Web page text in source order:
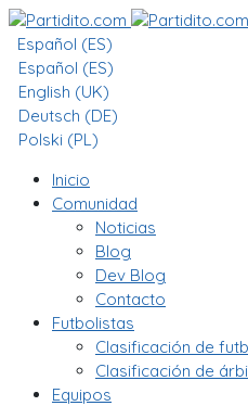
Español (ES)
Español (ES)
English (UK)
Deutsch (DE)
Polski (PL)
Inicio
Comunidad
Noticias
Blog
Dev Blog
Contacto
Futbolistas
Clasificación de
Clasificación de
Equipos